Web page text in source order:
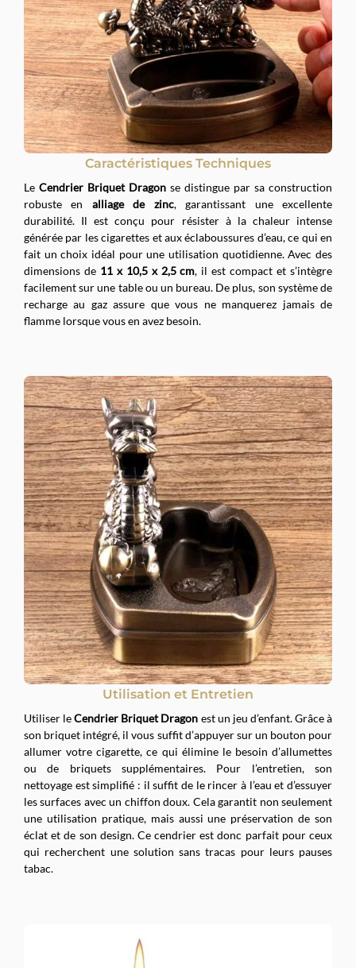
Caractéristiques Techniques
Le Cendrier Briquet Dragon se distingue par sa construction
robuste en alliage de zinc, garantissant une excellente
durabilité. Il est conçu pour résister à la chaleur intense
générée par les cigarettes et aux éclaboussures d’eau, ce qui en
fait un choix idéal pour une utilisation quotidienne. Avec des
dimensions de 11 x 10,5 x 2,5 cm, il est compact et s’intègre
facilement sur une table ou un bureau. De plus, son système de
recharge au gaz assure que vous ne manquerez jamais de
flamme lorsque vous en avez besoin.
Utilisation et Entretien
Utiliser leCendrier Briquet Dragon est un jeu d’enfant. Grâce à
son briquet intégré, il vous suffit d’appuyer sur un bouton pour
allumer votre cigarette, ce qui élimine le besoin d’allumettes
ou de briquets supplémentaires. Pour l’entretien, son
nettoyage est simplifié : il suffit de le rincer à l’eau et d’essuyer
les surfaces avec un chiffon doux. Cela garantit non seulement
une utilisation pratique, mais aussi une préservation de son
éclat et de son design. Ce cendrier est donc parfait pour ceux
qui recherchent une solution sans tracas pour leurs pauses
tabac.